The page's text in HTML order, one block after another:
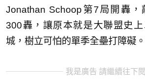
Jonathan Schoop第7局開轟
300轟，讓原本就是大聯盟史
城，樹立可怕的單季全壘打障礙。
我是廣告 請繼續往下